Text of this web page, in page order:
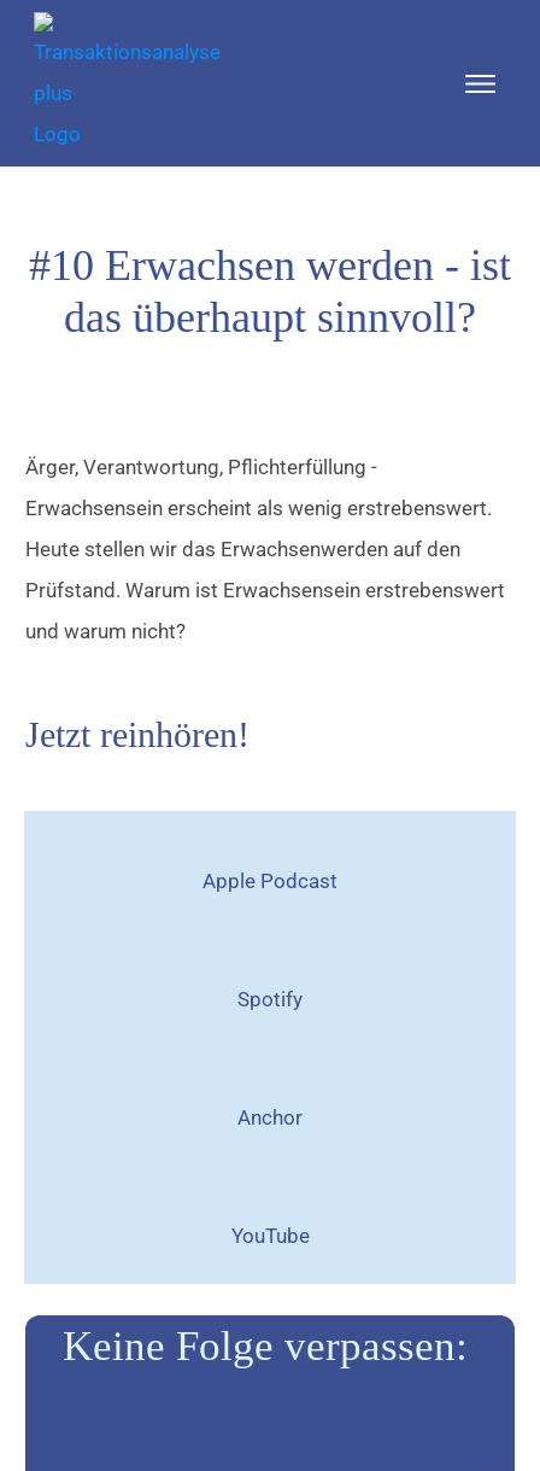
#10 Erwachsen werden - ist
das überhaupt sinnvoll?
Ärger, Verantwortung, Pflichterfüllung -
Erwachsensein erscheint als wenig erstrebenswert.
Heute stellen wir das Erwachsenwerden auf den
Prüfstand. Warum ist Erwachsensein erstrebenswert
und warum nicht?
Jetzt reinhören!
Apple Podcast
Spotify
Anchor
YouTube
Keine Folge verpassen: